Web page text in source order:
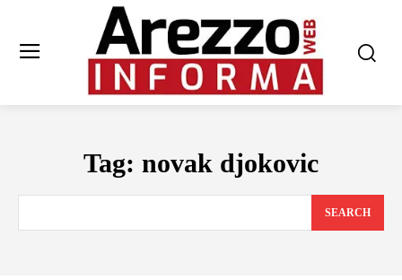
Tag: novak djokovic
SEARCH